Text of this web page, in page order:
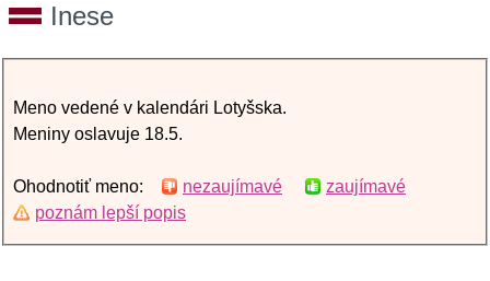
Inese
Meno vedené v kalendári Lotyšska.
Meniny oslavuje 18.5.
Ohodnotiť meno: nezaujímavé
zaujímavé
poznám lepší popis